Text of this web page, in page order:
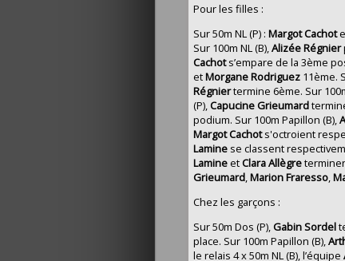
Pour les filles :
Sur 50m NL (P) :Margot Cachot
Sur 100m NL (B),Alizée Régnier
Cachots’empare de la 3ème
etMorgane Rodriguez 11ème.
Régniertermine 6ème. Sur
(P),Capucine Grieumard
podium. Sur 100m Papillon (B),
Margot Cachots'octroient
Lamine se classent
LamineetClara Allègre
Grieumard,Marion Fraresso,
Chez les garçons :
Sur 50m Dos (P),Gabin Sordel
place. Sur 100m Papillon (B),
le relais 4 x 50m NL (B), l’équipe